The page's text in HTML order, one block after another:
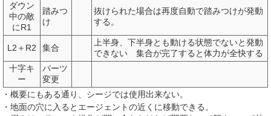
ダウン
中の敵
にR1
踏みつ
け
抜けられた場合は再度自動で踏みつけが発動
する。
L2＋R2 集合
上半身、下半身とも動ける状態でないと発動
できない 集合が完了すると体力が全快する
十字キ
ー
パーツ
変更
・概要にもある通り、シージでは使用出来ない。
・地面の穴に入るとエージェントの近くに移動できる。